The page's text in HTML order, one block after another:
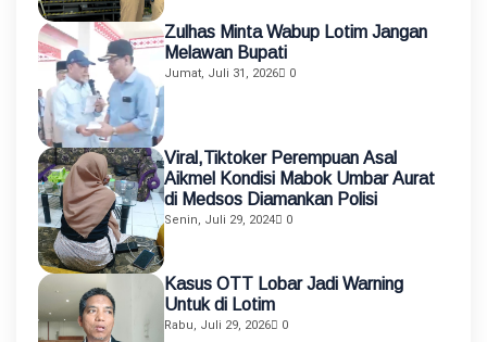
Zulhas Minta Wabup Lotim Jangan
Melawan Bupati
Jumat, Juli 31, 2026 0
Viral,Tiktoker Perempuan Asal
Aikmel Kondisi Mabok Umbar Aurat
di Medsos Diamankan Polisi
Senin, Juli 29, 2024 0
Kasus OTT Lobar Jadi Warning
Untuk di Lotim
Rabu, Juli 29, 2026 0